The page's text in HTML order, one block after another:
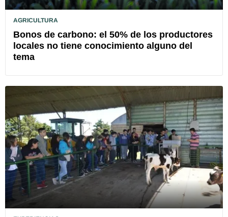
AGRICULTURA
Bonos de carbono: el 50% de los productores
locales no tiene conocimiento alguno del
tema